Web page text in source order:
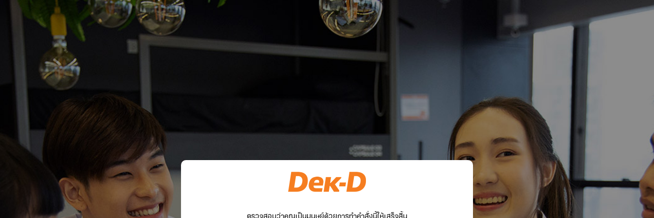
ตรวจสอบว่าคุณเป็นมนุษย์ด้วยการทำคำสั่งนี้ให้เสร็จสิ้น